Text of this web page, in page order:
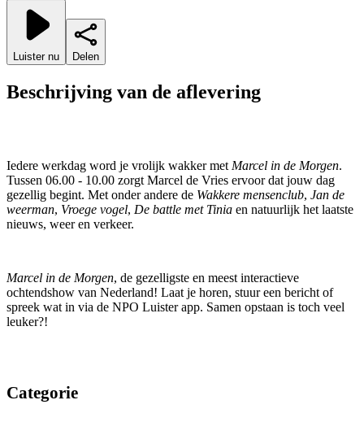
Luister nu Delen
Beschrijving van de aflevering
Iedere werkdag word je vrolijk wakker met Marcel in de Morgen.
Tussen 06.00 - 10.00 zorgt Marcel de Vries ervoor dat jouw dag
gezellig begint. Met onder andere de Wakkere mensenclub, Jan de
weerman, Vroege vogel, De battle met Tinia en natuurlijk het laatste
nieuws, weer en verkeer.
Marcel in de Morgen, de gezelligste en meest interactieve
ochtendshow van Nederland! Laat je horen, stuur een bericht of
spreek wat in via de NPO Luister app. Samen opstaan is toch veel
leuker?!
Categorie